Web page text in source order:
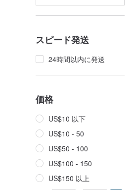
スピード発送
24時間以内に発送
価格
US$10 以下
US$10 - 50
US$50 - 100
US$100 - 150
US$150 以上